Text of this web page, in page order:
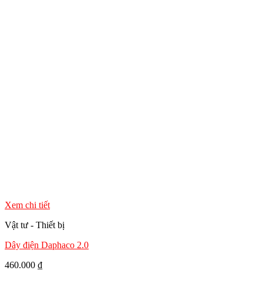
Xem chi tiết
Vật tư - Thiết bị
Dây điện Daphaco 2.0
460.000 ₫